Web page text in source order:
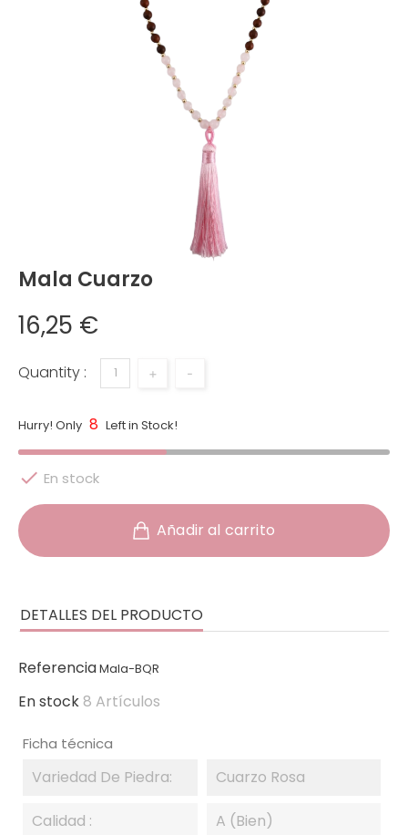
Mala Cuarzo
16,25 €
Quantity : + -
Hurry! Only 8 Left in Stock!
 En stock
Añadir al carrito
DETALLES DEL PRODUCTO
ReferenciaMala-BQR
En stock 8 Artículos
Ficha técnica
Variedad De Piedra: Cuarzo Rosa
Calidad : A (Bien)